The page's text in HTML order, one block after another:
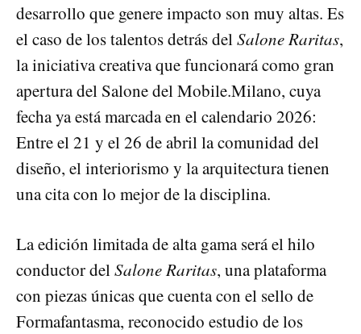
desarrollo que genere impacto son muy altas. Es
el caso de los talentos detrás del Salone Raritas,
la iniciativa creativa que funcionará como gran
apertura del Salone del Mobile.Milano, cuya
fecha ya está marcada en el calendario 2026:
Entre el 21 y el 26 de abril la comunidad del
diseño, el interiorismo y la arquitectura tienen
una cita con lo mejor de la disciplina.
La edición limitada de alta gama será el hilo
conductor del Salone Raritas, una plataforma
con piezas únicas que cuenta con el sello de
Formafantasma, reconocido estudio de los